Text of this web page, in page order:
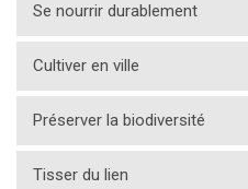
Se nourrir durablement
Cultiver en ville
Préserver la biodiversité
Tisser du lien